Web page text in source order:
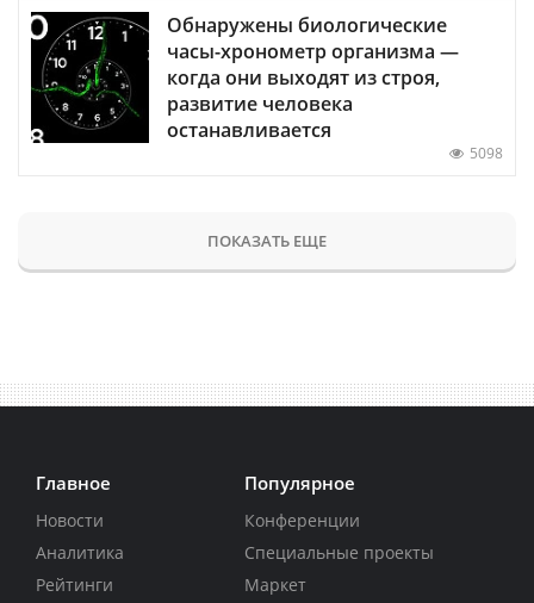
Обнаружены биологические
часы-хронометр организма —
когда они выходят из строя,
развитие человека
останавливается
5098
ПОКАЗАТЬ ЕЩЕ
Главное
Новости
Аналитика
Рейтинги
Популярное
Конференции
Специальные проекты
Маркет